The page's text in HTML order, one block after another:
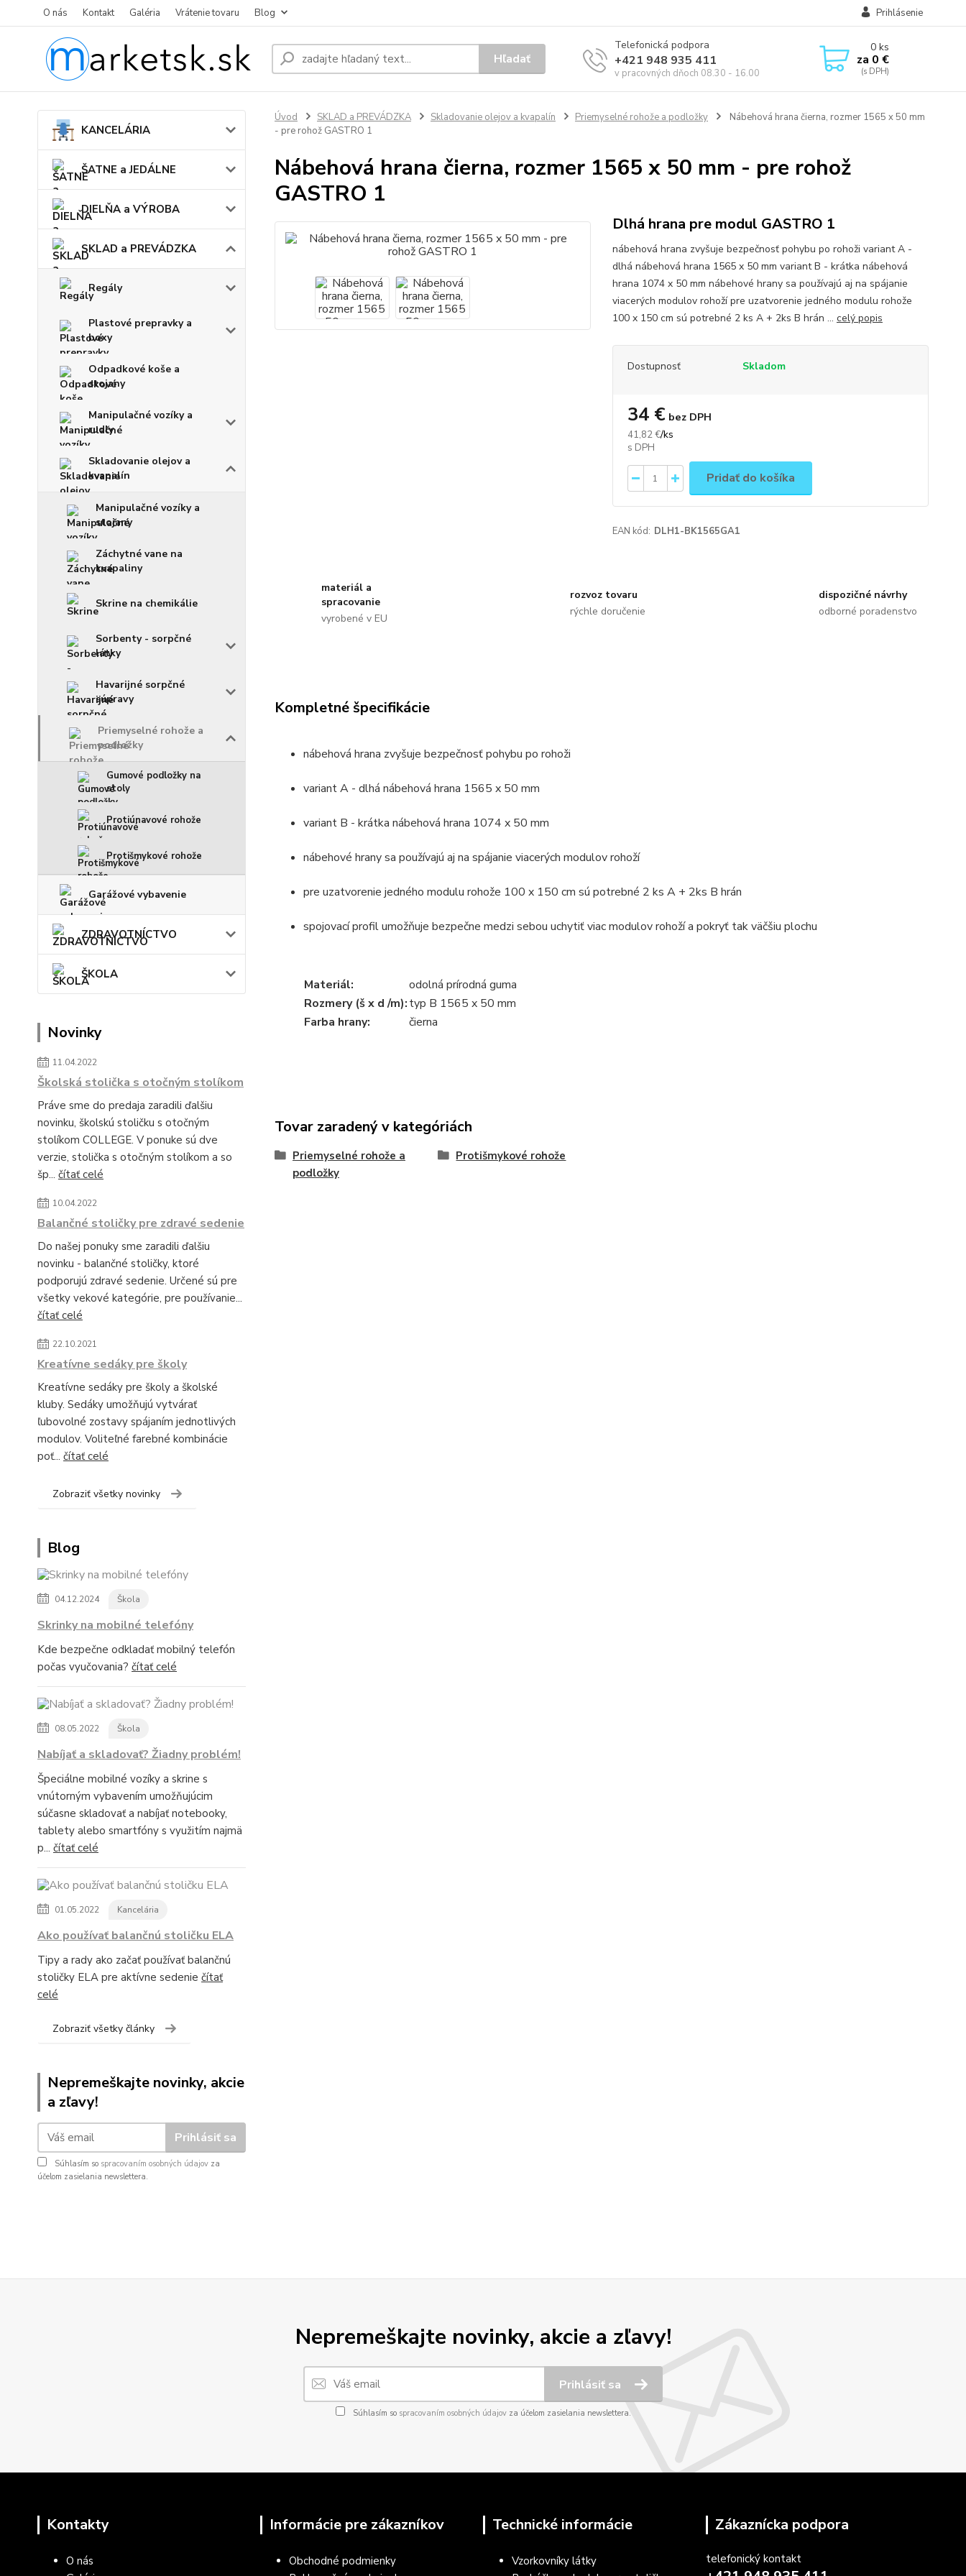
O nás Kontakt Galéria Vrátenie tovaru Blog Prihlásenie
Hľadať
Telefonická podpora
+421 948 935 411
v pracovných dňoch 08.30 - 16.00
0ks
za 0 €
KANCELÁRIA
ŠATNE a JEDÁLNE
DIELŇA a VÝROBA
SKLAD a PREVÁDZKA
Regály
Plastové prepravky a
boxy
Odpadkové koše a
stojany
Manipulačné vozíky a
rudly
Skladovanie olejov a
kvapalín
Manipulačné vozíky a
stojany
Záchytné vane na
kvapaliny
Skrine na chemikálie
Sorbenty - sorpčné
látky
Havarijné sorpčné
súpravy
Priemyselné rohože a
podložky
Gumové podložky na
stoly
Protiúnavové rohože
Protišmykové rohože
Garážové vybavenie
ZDRAVOTNÍCTVO
ŠKOLA
Novinky
11.04.2022
Školská stolička s otočným stolíkom
Práve sme do predaja zaradili ďalšiu
novinku, školskú stoličku s otočným
stolíkom COLLEGE. V ponuke sú dve
verzie, stolička s otočným stolíkom a so
šp... čítať celé
10.04.2022
Balančné stoličky pre zdravé sedenie
Do našej ponuky sme zaradili ďalšiu
novinku - balančné stoličky, ktoré
podporujú zdravé sedenie. Určené sú pre
všetky vekové kategórie, pre používanie...
čítať celé
22.10.2021
Kreatívne sedáky pre školy
Kreatívne sedáky pre školy a školské
kluby. Sedáky umožňujú vytvárať
ľubovolné zostavy spájaním jednotlivých
modulov. Voliteľné farebné kombinácie
poť... čítať celé
Zobraziť všetky novinky
Blog
04.12.2024 Škola
Skrinky na mobilné telefóny
Kde bezpečne odkladať mobilný telefón
počas vyučovania? čítať celé
08.05.2022 Škola
Nabíjať a skladovať? Žiadny problém!
Špeciálne mobilné vozíky a skrine s
vnútorným vybavením umožňujúcim
súčasne skladovať a nabíjať notebooky,
tablety alebo smartfóny s využitím najmä
p... čítať celé
01.05.2022 Kancelária
Ako používať balančnú stoličku ELA
Tipy a rady ako začať používať balančnú
stoličky ELA pre aktívne sedenie čítať
celé
Zobraziť všetky články
Nepremeškajte novinky, akcie
a zľavy!
Prihlásiť sa
Súhlasím so spracovaním osobných údajov za
účelom zasielania newslettera.
Úvod SKLAD a PREVÁDZKA Skladovanie olejov a kvapalín Priemyselné rohože a podložky
Nábehová hrana čierna, rozmer 1565 x 50 mm
- pre rohož GASTRO 1
Nábehová hrana čierna, rozmer 1565 x 50 mm - pre rohož
GASTRO 1
Dlhá hrana pre modul GASTRO 1
nábehová hrana zvyšuje bezpečnosť pohybu po rohoži variant A -
dlhá nábehová hrana 1565 x 50 mm variant B - krátka nábehová
hrana 1074 x 50 mm nábehové hrany sa používajú aj na spájanie
viacerých modulov rohoží pre uzatvorenie jedného modulu rohože
100 x 150 cm sú potrebné 2 ks A + 2ks B hrán ... celý popis
Dostupnosť Skladom
41,82 €/ks
34 € bez DPH
Pridať do košíka
EAN kód: DLH1-BK1565GA1
materiál a
spracovanie
vyrobené v EU
rozvoz tovaru
rýchle doručenie
dispozičné návrhy
odborné poradenstvo
Kompletné špecifikácie
nábehová hrana zvyšuje bezpečnosť pohybu po rohoži
variant A - dlhá nábehová hrana 1565 x 50 mm
variant B - krátka nábehová hrana 1074 x 50 mm
nábehové hrany sa používajú aj na spájanie viacerých modulov rohoží
pre uzatvorenie jedného modulu rohože 100 x 150 cm sú potrebné 2 ks A + 2ks B hrán
spojovací profil umožňuje bezpečne medzi sebou uchytiť viac modulov rohoží a pokryť tak väčšiu plochu
Materiál:
odolná prírodná guma
Rozmery (š x d /m):typ B 1565 x 50 mm
Farba hrany:
čierna
Tovar zaradený v kategóriách
Priemyselné rohože a
podložky
Protišmykové rohože
Nepremeškajte novinky, akcie a zľavy!
Prihlásiť sa
Súhlasím so spracovaním osobných údajovza účelom zasielania newslettera.
Kontakty
O nás
Informácie pre zákazníkov
Obchodné podmienky
Technické informácie
Vzorkovníky látky
Zákaznícka podpora
telefonický kontakt